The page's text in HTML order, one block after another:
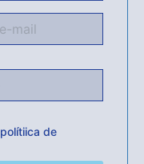
polítiica de